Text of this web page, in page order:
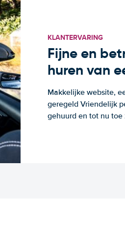
KLANTERVARING
Fijne en
huren van
Makkelijke website,
geregeld Vriendelijk
gehuurd en tot nu toe